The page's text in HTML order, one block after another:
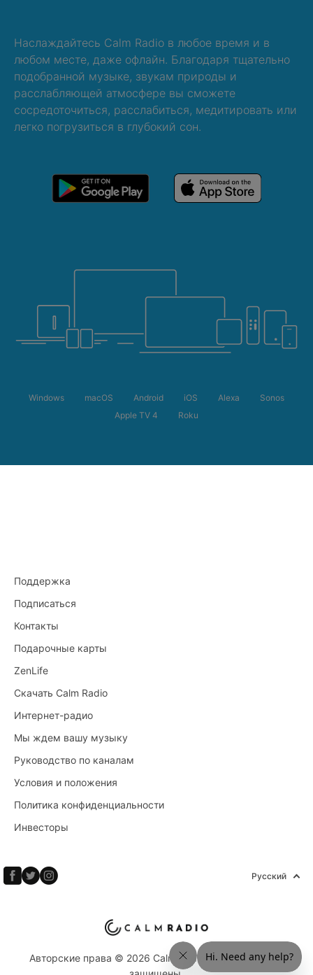
Наслаждайтесь Calm Radio в любое время и в
любом месте, даже офлайн. Благодаря тщательно
подобранной музыке, звукам природы и
расслабляющей атмосфере вы сможете
сосредоточиться, расслабиться, медитировать или
легко погрузиться в глубокий сон.
Windows macOS Android iOS Alexa
Sonos
Apple TV 4
Roku
Поддержка
Подписаться
Контакты
Подарочные карты
ZenLife
Скачать Calm Radio
Интернет-радио
Мы ждем вашу музыку
Руководство по каналам
Условия и положения
Политика конфиденциальности
Инвесторы
Русский
Авторские права © 2026 Calm Radio Corp. Все права